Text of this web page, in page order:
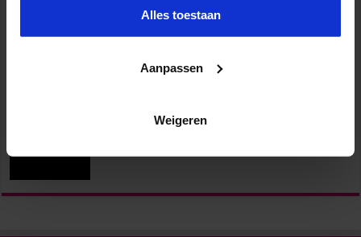
Alles toestaan
Aanpassen
Weigeren
maart 24, 2021 73,694
Het kloppend hart in de moderne organisatie? Dat